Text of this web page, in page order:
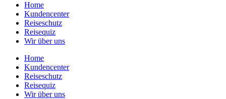
Home
Kundencenter
Reiseschutz
Reisequiz
Wir über uns
Home
Kundencenter
Reiseschutz
Reisequiz
Wir über uns